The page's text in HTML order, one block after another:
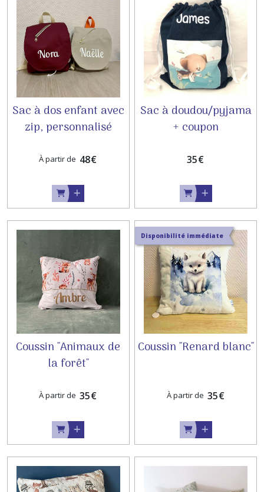
Sac à dos enfant avec
zip, personnalisé
À partir de 48€
Sac à doudou/pyjama
+ coupon
35€
Coussin "Animaux de
la forêt"
À partir de 35€
Disponibilité immédiate
Coussin "Renard blanc"
À partir de 35€